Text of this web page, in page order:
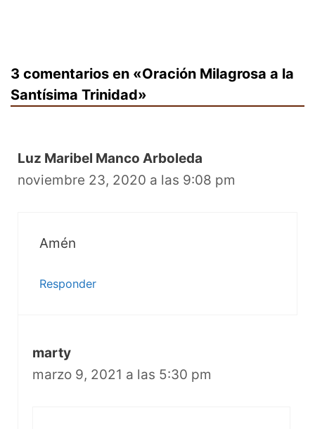
3 comentarios en «Oración Milagrosa a la
Santísima Trinidad»
Luz Maribel Manco Arboleda
noviembre 23, 2020 a las 9:08 pm
Amén
Responder
marty
marzo 9, 2021 a las 5:30 pm